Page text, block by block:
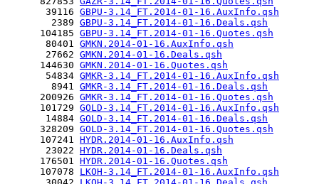
       39116
GBPU-3.14_FT.2014-01-16.AuxInfo.qsh
        2389
GBPU-3.14_FT.2014-01-16.Deals.qsh
      104185
GBPU-3.14_FT.2014-01-16.Quotes.qsh
       80401
GMKN.2014-01-16.AuxInfo.qsh
       27662
GMKN.2014-01-16.Deals.qsh
      144630
GMKN.2014-01-16.Quotes.qsh
       54834
GMKR-3.14_FT.2014-01-16.AuxInfo.qsh
        8941
GMKR-3.14_FT.2014-01-16.Deals.qsh
      200926
GMKR-3.14_FT.2014-01-16.Quotes.qsh
      101729
GOLD-3.14_FT.2014-01-16.AuxInfo.qsh
       14884
GOLD-3.14_FT.2014-01-16.Deals.qsh
      328209
GOLD-3.14_FT.2014-01-16.Quotes.qsh
      107241
HYDR.2014-01-16.AuxInfo.qsh
       23022
HYDR.2014-01-16.Deals.qsh
      176501
HYDR.2014-01-16.Quotes.qsh
      107078
LKOH-3.14_FT.2014-01-16.AuxInfo.qsh